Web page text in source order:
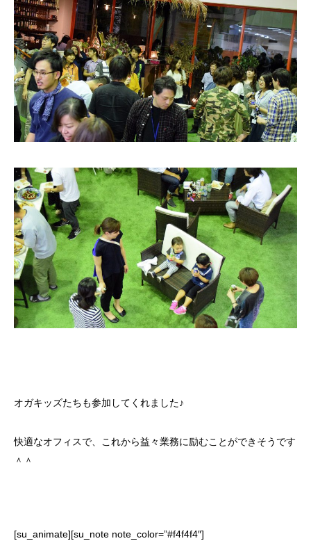
オガキッズたちも参加してくれました♪
快適なオフィスで、これから益々業務に励むことができそうです
＾＾
[su_animate][su_note note_color=”#f4f4f4″]